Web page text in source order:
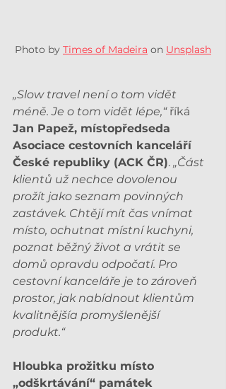
Photo by Times of Madeira on Unsplash
„Slow travel není o tom vidět
méně. Je o tom vidět lépe,“ říká
Jan Papež, místopředseda
Asociace cestovních kanceláří
České republiky (ACK ČR). „Část
klientů už nechce dovolenou
prožít jako seznam povinných
zastávek. Chtějí mít čas vnímat
místo, ochutnat místní kuchyni,
poznat běžný život a vrátit se
domů opravdu odpočatí. Pro
cestovní kanceláře je to zároveň
prostor, jak nabídnout klientům
kvalitnějšía promyšlenější
produkt.“
Hloubka prožitku místo
„odškrtávání“ památek